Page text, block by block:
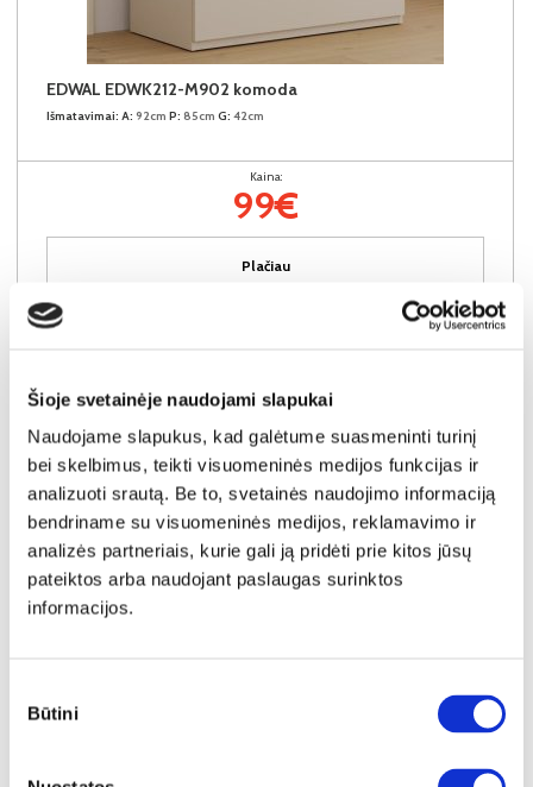
Šioje svetainėje naudojami slapukai
Naudojame slapukus, kad galėtume suasmeninti turinį
bei skelbimus, teikti visuomeninės medijos funkcijas ir
analizuoti srautą. Be to, svetainės naudojimo informaciją
bendriname su visuomeninės medijos, reklamavimo ir
analizės partneriais, kurie gali ją pridėti prie kitos jūsų
pateiktos arba naudojant paslaugas surinktos
informacijos.
pasirinkimas
Būtini
EDWAL EDWK212-M902 komoda
Išmatavimai: A: 92cm P: 85cm G: 42cm
Kaina:
99€
Plačiau
Išmatavimai: